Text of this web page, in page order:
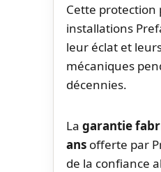
Cette protection
installations
leur éclat et
mécaniques
décennies.
La garantie
ans offerte par
de la confiance